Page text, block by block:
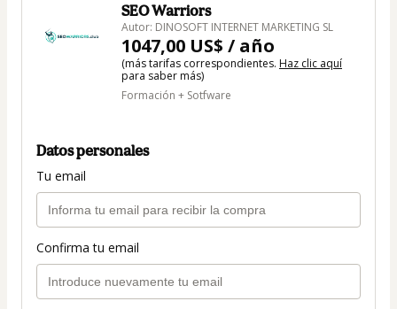
SEO Warriors
Autor: DINOSOFT INTERNET MARKETING SL
1047,00 US$ / año
(más tarifas correspondientes. Haz clic aquí
para saber más)
Formación + Sotfware
Datos personales
Tu email
Confirma tu email